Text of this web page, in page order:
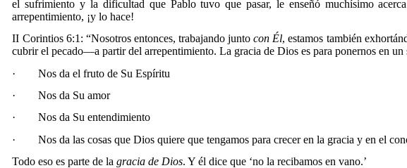
el sufrimiento y la dificultad que Pablo tuvo que pasar, le enseñó muchísimo
arrepentimiento, ¡y lo hace!
II Corintios 6:1: “Nosotros entonces, trabajando juntocon Él, estamos también
cubrir el pecado—a partir del arrepentimiento. La gracia de Dios es para ponernos en un
·
Nos da el fruto de Su Espíritu
·
Nos da Su amor
·
Nos da Su entendimiento
·
Nos da las cosas que Dios quiere que tengamos para crecer en la gracia y en el
Todo eso es parte de lagracia de Dios. Y él dice que ‘no la recibamos en vano.’